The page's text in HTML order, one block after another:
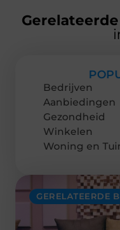
GERELATEERDE
Bedrijven
Aanbiedingen
Gezondheid
Winkelen
Woning en